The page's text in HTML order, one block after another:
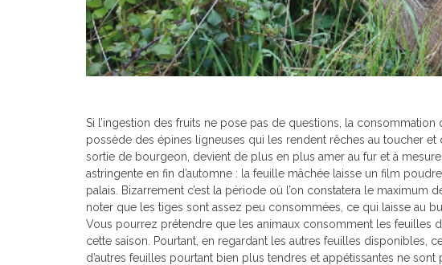
Si l’ingestion des fruits ne pose pas de questions, la
possède des épines ligneuses qui les rendent rêches au toucher
sortie de bourgeon, devient de plus en plus amer au fur et à
astringente en fin d’automne : la feuille mâchée laisse un film
palais. Bizarrement c’est la période où l’on constatera le maximum
noter que les tiges sont assez peu consommées, ce qui laisse au
Vous pourrez prétendre que les animaux consomment les feuilles
cette saison. Pourtant, en regardant les autres feuilles disponibles,
d’autres feuilles pourtant bien plus tendres et appétissantes ne sont